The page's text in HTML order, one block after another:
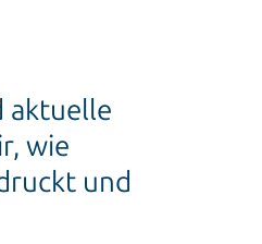
aktuelle
wie
und